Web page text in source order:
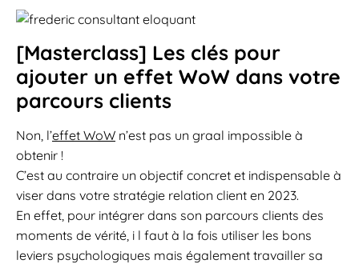
[Masterclass] Les clés pour
ajouter un effet WoW dans votre
parcours clients
Non, l’effet WoW n’est pas un graal impossible à
obtenir !
C’est au contraire un objectif concret et indispensable à
viser dans votre stratégie relation client en 2023.
En effet, pour intégrer dans son parcours clients des
moments de vérité, i l faut à la fois utiliser les bons
leviers psychologiques mais également travailler sa